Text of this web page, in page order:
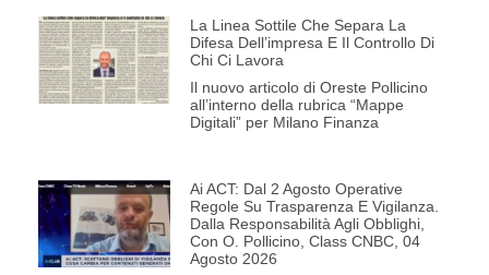
La Linea Sottile Che Separa La
Difesa Dell’impresa E Il Controllo Di
Chi Ci Lavora
Il nuovo articolo di Oreste Pollicino
all’interno della rubrica “Mappe
Digitali” per Milano Finanza
Ai ACT: Dal 2 Agosto Operative
Regole Su Trasparenza E Vigilanza.
Dalla Responsabilità Agli Obblighi,
Con O. Pollicino, Class CNBC, 04
Agosto 2026